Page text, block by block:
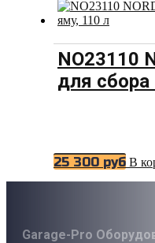
NO23110
для
25 300 руб В
Garage-Pro